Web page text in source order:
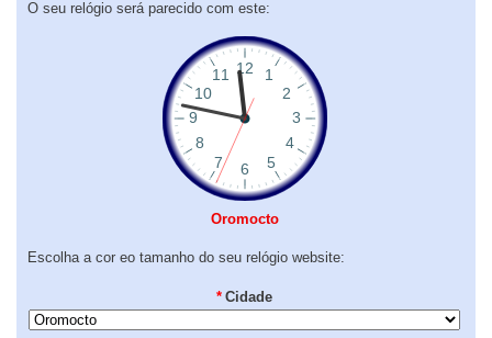
O seu relógio será parecido com este:
Oromocto
Escolha a cor eo tamanho do seu relógio website:
* Cidade